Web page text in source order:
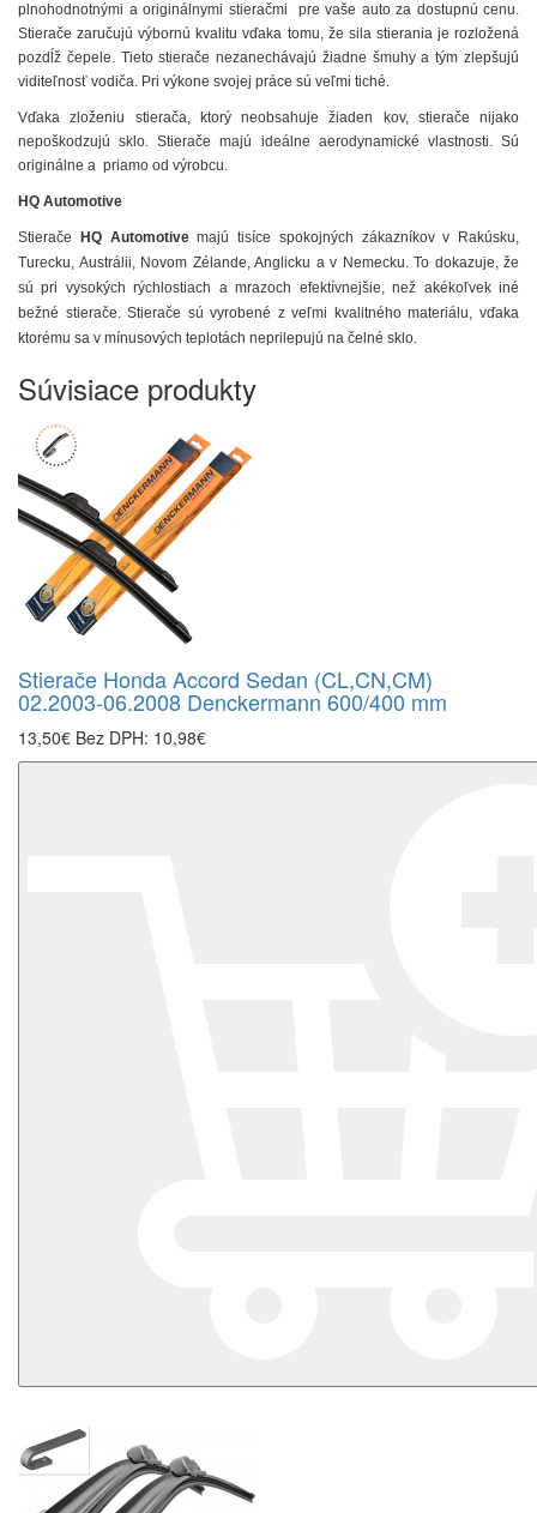
plnohodnotnými a originálnymi stieračmi pre vaše auto za dostupnú cenu.
Stierače zaručujú výbornú kvalitu vďaka tomu, že sila stierania je rozložená
pozdĺž čepele. Tieto stierače nezanechávajú žiadne šmuhy a tým zlepšujú
viditeľnosť vodiča. Pri výkone svojej práce sú veľmi tiché.
Vďaka zloženiu stierača, ktorý neobsahuje žiaden kov, stierače nijako
nepoškodzujú sklo. Stierače majú ideálne aerodynamické vlastnosti. Sú
originálne a priamo od výrobcu.
HQ Automotive
Stierače HQ Automotivemajú tisíce spokojných zákazníkov v Rakúsku,
Turecku, Austrálii, Novom Zélande, Anglicku a v Nemecku. To dokazuje, že
sú pri vysokých rýchlostiach a mrazoch efektívnejšie, než akékoľvek iné
bežné stierače. Stierače sú vyrobené z veľmi kvalitného materiálu, vďaka
ktorému sa v mínusových teplotách neprilepujú na čelné sklo.
Súvisiace produkty
Stierače Honda Accord Sedan (CL,CN,CM)
02.2003-06.2008 Denckermann 600/400 mm
13,50€ Bez DPH: 10,98€